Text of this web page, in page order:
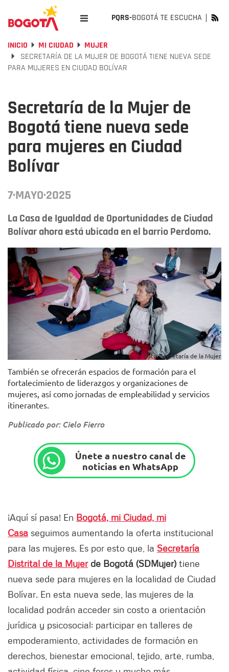
PQRS-BOGOTÁ TE ESCUCHA
INICIO MI CIUDAD
MUJER
SECRETARÍA DE LA MUJER DE BOGOTÁ TIENE NUEVA SEDE
PARA MUJERES EN CIUDAD BOLÍVAR
Secretaría de la Mujer de
Bogotá tiene nueva sede
para mujeres en Ciudad
Bolívar
7·MAYO·2025
La Casa de Igualdad de Oportunidades de Ciudad
Bolívar ahora está ubicada en el barrio Perdomo.
Foto: Secretaría de la Mujer
También se ofrecerán espacios de formación para el
fortalecimiento de liderazgos y organizaciones de
mujeres, así como jornadas de empleabilidad y servicios
itinerantes.
Publicado por: Cielo Fierro
Únete a nuestro canal de
noticias en WhatsApp
¡Aquí sí pasa! En Bogotá, mi Ciudad, mi
Casa seguimos aumentando la oferta institucional
para las mujeres. Es por esto que, la Secretaría
Distrital de la Mujerde Bogotá (SDMujer) tiene
nueva sede para mujeres en la localidad de Ciudad
Bolívar. En esta nueva sede, las mujeres de la
localidad podrán acceder sin costo a orientación
jurídica y psicosocial; participar en talleres de
empoderamiento, actividades de formación en
derechos, bienestar emocional, tejido, arte, rumba,